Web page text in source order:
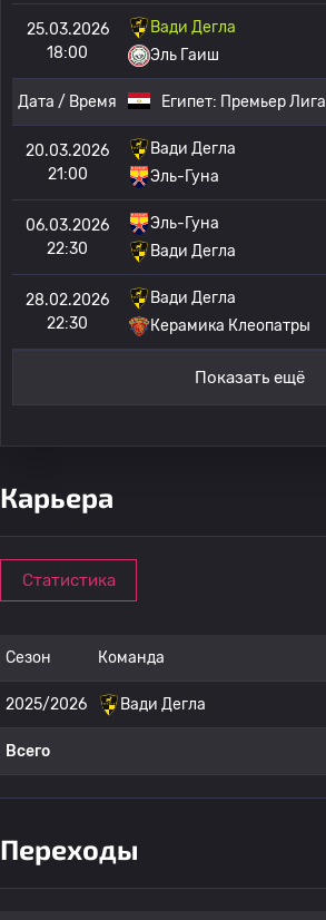
25.03.2026
18:00
Вади Дегла
Эль Гаиш
Дата / Время Египет: Премьер Лига
20.03.2026
21:00
Вади Дегла
Эль-Гуна
06.03.2026
22:30
Эль-Гуна
Вади Дегла
28.02.2026
22:30
Вади Дегла
Керамика Клеопатры
Показать ещё
Карьера
Статистика
Сезон Команда
2025/2026 Вади Дегла
Всего
Переходы